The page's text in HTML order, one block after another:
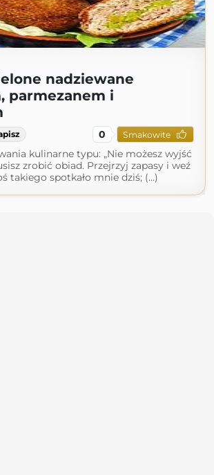
nadziewane
parmezanem i
0 Smakowite
kulinarne typu: „Nie możesz wyjść
zrobić obiad. Przejrzyj zapasy i weź
takiego spotkało mnie dziś; (...)